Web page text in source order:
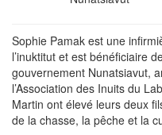
Sophie Pamak est une
l’inuktitut et est bénéficiaire
gouvernement Nunatsiavut,
l’Association des Inuits du
Martin ont élevé leurs deux
de la chasse, la pêche et la